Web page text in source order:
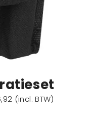
(incl. BTW)